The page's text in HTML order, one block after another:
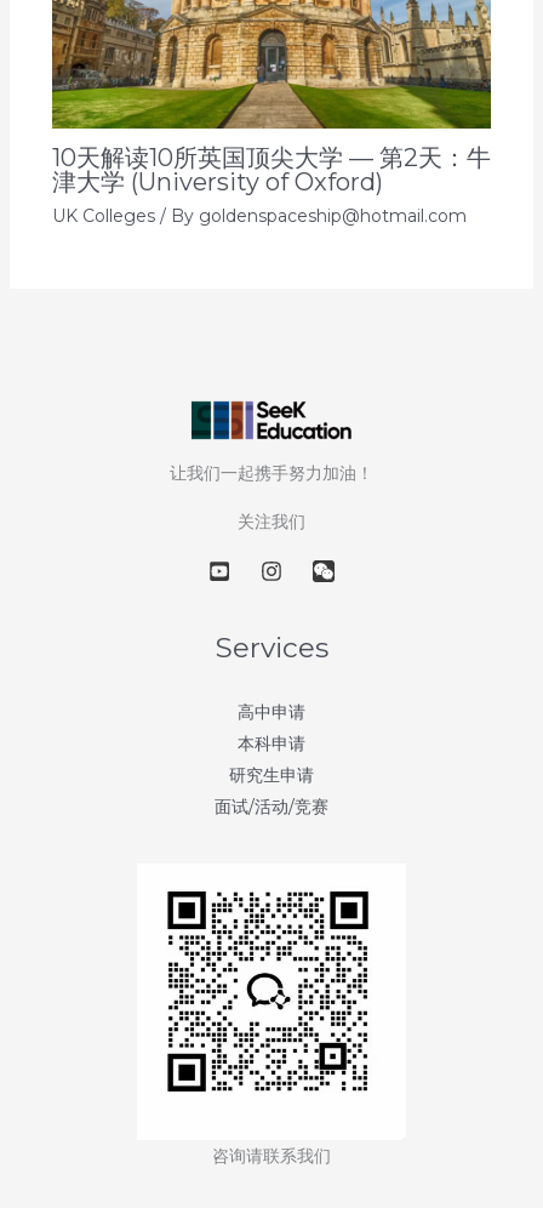
10天解读10所英国顶尖大学 — 第2天：牛
津大学 (University of Oxford)
UK Colleges/ By goldenspaceship@hotmail.com
让我们一起携手努力加油！
关注我们
Services
高中申请
本科申请
研究生申请
面试/活动/竞赛
咨询请联系我们